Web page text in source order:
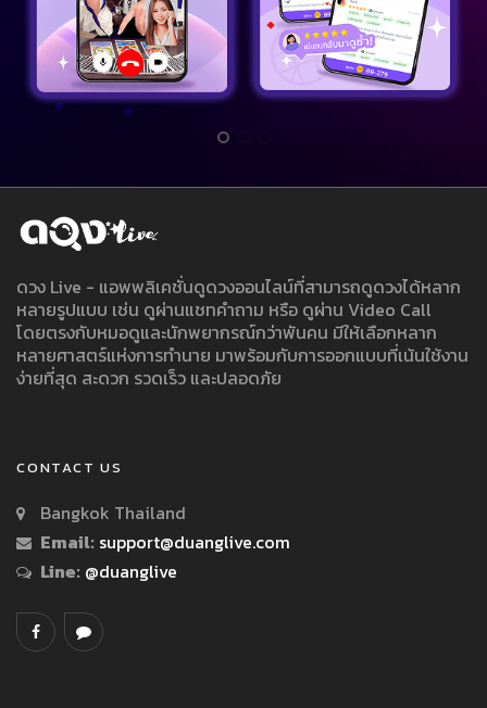
ดวง Live - แอพพลิเคชั่นดูดวงออนไลน์ที่สามารถดูดวงได้หลาก
หลายรูปแบบ เช่น ดูผ่านแชทคำถาม หรือ ดูผ่าน Video Call
โดยตรงกับหมอดูและนักพยากรณ์กว่าพันคน มีให้เลือกหลาก
หลายศาสตร์แห่งการทำนาย มาพร้อมกับการออกแบบที่เน้นใช้งาน
ง่ายที่สุด สะดวก รวดเร็ว และปลอดภัย
CONTACT US
Bangkok Thailand
Email: support@duanglive.com
Line: @duanglive